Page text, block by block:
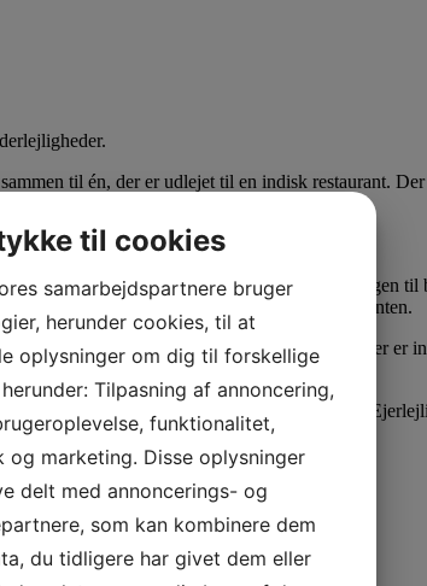
til én, der er udlejet til en indisk restaurant.
med flot facade og dannebrogsvinduer.
vinduer ud mod Sølvgade adskilt af opgangen til
på ca. 40 m², der indgår som en del af restauranten.
– med mulighed for ca. 50 spisende gæster. Der er
er 0160, Østervold Kvarter, København,
erhvervsejendomme til salg.
til cookies
samarbejdspartnere bruger
herunder cookies, til at
oplysninger om dig til forskellige
Tilpasning af annoncering,
funktionalitet,
og marketing. Disse oplysninger
delt med annoncerings- og
som kan kombinere dem
du tidligere har givet dem eller